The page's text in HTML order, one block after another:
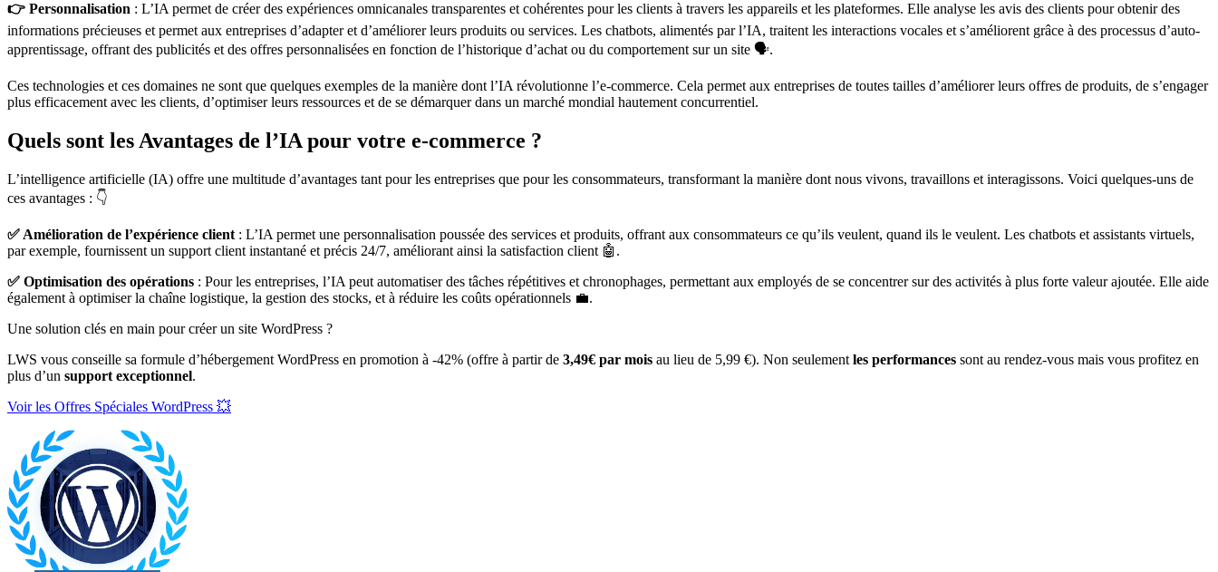
👉 Personnalisation : L’IA permet de créer des expériences omnicanales transparentes et cohérentes pour les clients à travers les appareils et les plateformes. Elle analyse les avis des clients pour obtenir des
informations précieuses et permet aux entreprises d’adapter et d’améliorer leurs produits ou services. Les chatbots, alimentés par l’IA, traitent les interactions vocales et s’améliorent grâce à des processus d’auto-
apprentissage, offrant des publicités et des offres personnalisées en fonction de l’historique d’achat ou du comportement sur un site 🗣️.
Ces technologies et ces domaines ne sont que quelques exemples de la manière dont l’IA révolutionne l’e-commerce. Cela permet aux entreprises de toutes tailles d’améliorer leurs offres de produits, de s’engager
plus efficacement avec les clients, d’optimiser leurs ressources et de se démarquer dans un marché mondial hautement concurrentiel.
Quels sont les Avantages de l’IA pour votre e-commerce ?
L’intelligence artificielle (IA) offre une multitude d’avantages tant pour les entreprises que pour les consommateurs, transformant la manière dont nous vivons, travaillons et interagissons. Voici quelques-uns de
ces avantages : 👇
✅ Amélioration de l’expérience client : L’IA permet une personnalisation poussée des services et produits, offrant aux consommateurs ce qu’ils veulent, quand ils le veulent. Les chatbots et assistants virtuels,
par exemple, fournissent un support client instantané et précis 24/7, améliorant ainsi la satisfaction client 🤖.
✅ Optimisation des opérations : Pour les entreprises, l’IA peut automatiser des tâches répétitives et chronophages, permettant aux employés de se concentrer sur des activités à plus forte valeur ajoutée. Elle aide
également à optimiser la chaîne logistique, la gestion des stocks, et à réduire les coûts opérationnels 💼.
Une solution clés en main pour créer un site WordPress ?
LWS vous conseille sa formule d’hébergement WordPress en promotion à -42% (offre à partir de 3,49€ par mois au lieu de 5,99 €). Non seulement les performances sont au rendez-vous mais vous profitez en
plus d’un support exceptionnel.
Voir les Offres Spéciales WordPress 💥